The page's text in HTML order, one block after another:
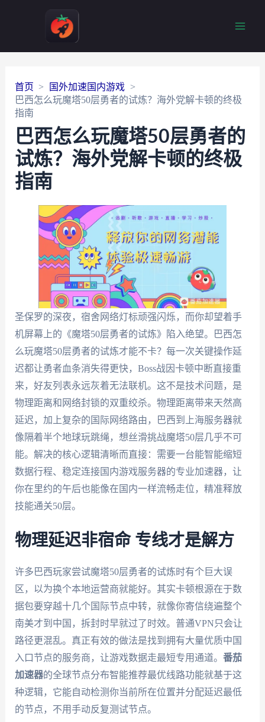
首页
国外加速国内游戏
巴西怎么玩魔塔50层勇者的试炼？海外党解卡顿的终极
指南
巴西怎么玩魔塔50层勇者的
试炼？海外党解卡顿的终极
指南
圣保罗的深夜，宿舍网络灯标顽强闪烁，而你却望着手
机屏幕上的《魔塔50层勇者的试炼》陷入绝望。巴西怎
么玩魔塔50层勇者的试炼才能不卡？每一次关键操作延
迟都让勇者血条消失得更快，Boss战因卡顿中断直接重
来，好友列表永远灰着无法联机。这不是技术问题，是
物理距离和网络封锁的双重绞杀。物理距离带来天然高
延迟，加上复杂的国际网络路由，巴西到上海服务器就
像隔着半个地球玩跳绳，想丝滑挑战魔塔50层几乎不可
能。解决的核心逻辑清晰而直接：需要一台能智能缩短
数据行程、稳定连接国内游戏服务器的专业加速器，让
你在里约的午后也能像在国内一样流畅走位，精准释放
技能通关50层。
物理延迟非宿命 专线才是解方
许多巴西玩家尝试魔塔50层勇者的试炼时有个巨大误
区，以为换个本地运营商就能好。其实卡顿根源在于数
据包要穿越十几个国际节点中转，就像你寄信绕遍整个
南美才到中国，拆封时早就过了时效。普通VPN只会让
路径更混乱。真正有效的做法是找到拥有大量优质中国
入口节点的服务商，让游戏数据走最短专用通道。 番茄
加速器的全球节点分布智能推荐最优线路功能就基于这
种逻辑，它能自动检测你当前所在位置并分配延迟最低
的节点，不用手动反复测试节点。